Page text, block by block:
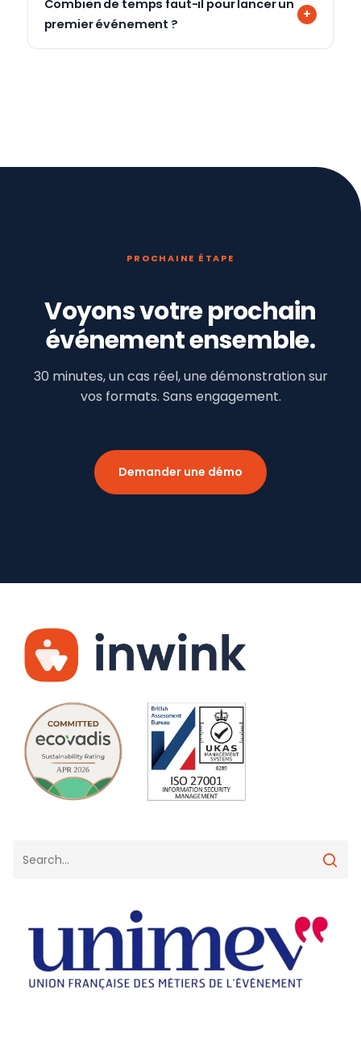
Combien de temps faut-il pour lancer un
premier événement ?
PROCHAINE ÉTAPE
Voyons votre prochain
événement ensemble.
30 minutes, un cas réel, une démonstration sur
vos formats. Sans engagement.
Demander une démo